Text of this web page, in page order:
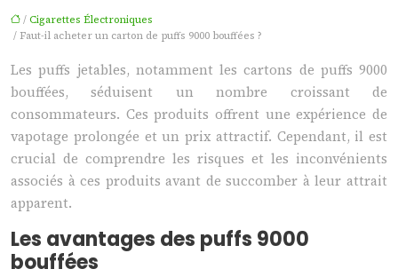
/ Cigarettes Électroniques
/ Faut-il acheter un carton de puffs 9000 bouffées ?
Les puffs jetables, notamment les cartons de puffs 9000
bouffées, séduisent un nombre croissant de
consommateurs. Ces produits offrent une expérience de
vapotage prolongée et un prix attractif. Cependant, il est
crucial de comprendre les risques et les inconvénients
associés à ces produits avant de succomber à leur attrait
apparent.
Les avantages des puffs 9000
bouffées